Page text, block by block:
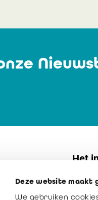
Deze website maakt
We gebruiken
Het